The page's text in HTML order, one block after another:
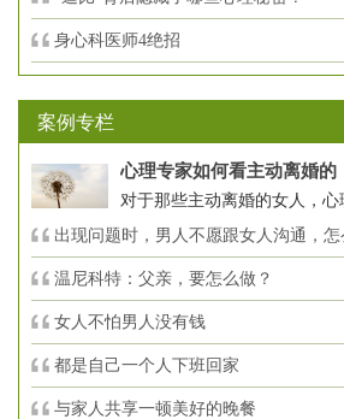
身心科医师4绝招
案例专栏
心理专家如何看主动离婚的
对于那些主动离婚的女人，心
出现问题时，男人不愿跟女人沟通，怎
温尼科特：父亲，要怎么做？
女人不怕男人没有钱
都是自己一个人下班回家
与家人共享一顿美好的晚餐